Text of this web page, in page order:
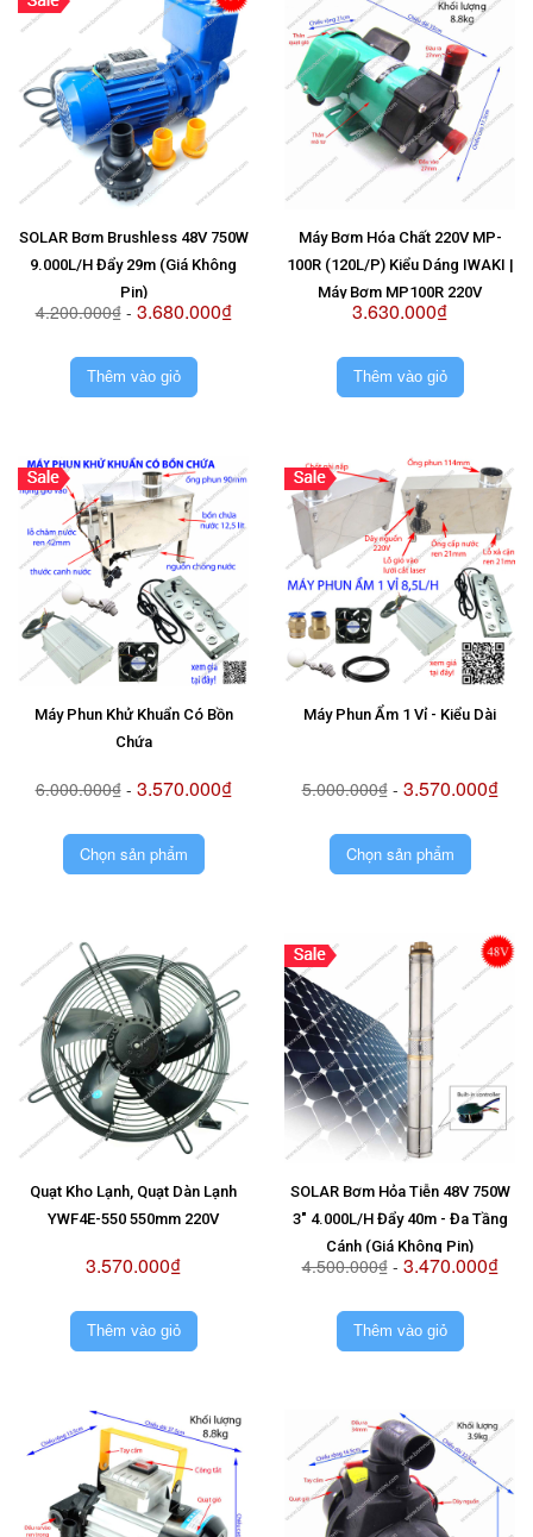
SOLAR Bơm Brushless 48V 750W
9.000L/H Đẩy 29m (Giá Không
Pin)
4.200.000₫- 3.680.000₫
Thêm vào giỏ
Máy Bơm Hóa Chất 220V MP-
100R (120L/P) Kiểu Dáng IWAKI |
Máy Bơm MP100R 220V
3.630.000₫
Thêm vào giỏ
Máy Phun Khử Khuẩn Có Bồn
Chứa
6.000.000₫- 3.570.000₫
Chọn sản phẩm
Máy Phun Ẩm 1 Vỉ - Kiểu Dài
5.000.000₫- 3.570.000₫
Chọn sản phẩm
Quạt Kho Lạnh, Quạt Dàn Lạnh
YWF4E-550 550mm 220V
3.570.000₫
Thêm vào giỏ
SOLAR Bơm Hỏa Tiễn 48V 750W
3" 4.000L/H Đẩy 40m - Đa Tầng
Cánh (Giá Không Pin)
4.500.000₫- 3.470.000₫
Thêm vào giỏ